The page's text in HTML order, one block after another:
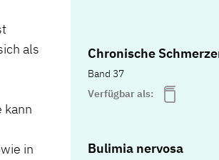
Chronische
Band 37
Verfügbar als:
Bulimia nervosa
als
kann
in